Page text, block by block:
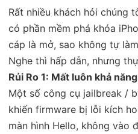
Rất nhiều khách hỏi chúng
có phần mềm phá khóa
cáp là mở, sao không tự
Nghe thì hấp dẫn, nhưng
Rủi Ro 1: Mất luôn khả
Một số công cụ jailbreak /
khiến firmware bị lỗi kích
màn hình Hello, không vào